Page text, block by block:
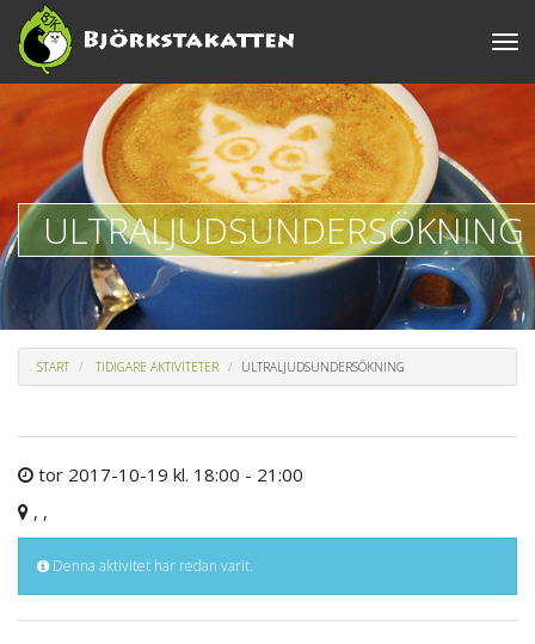
ULTRALJUDSUNDERSÖKNING
START TIDIGARE AKTIVITETER ULTRALJUDSUNDERSÖKNING
tor 2017-10-19 kl. 18:00 - 21:00
, ,
Denna aktivitet har redan varit.